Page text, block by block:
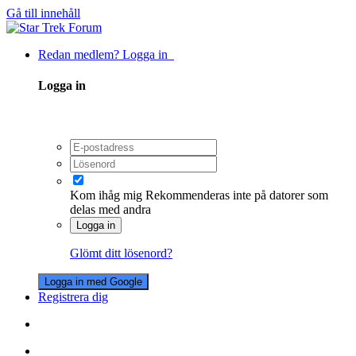
Gå till innehåll
Redan medlem? Logga in
Logga in
Kom ihåg mig Rekommenderas inte på datorer som
delas med andra
Logga in
Glömt ditt lösenord?
Logga in med Google
Registrera dig